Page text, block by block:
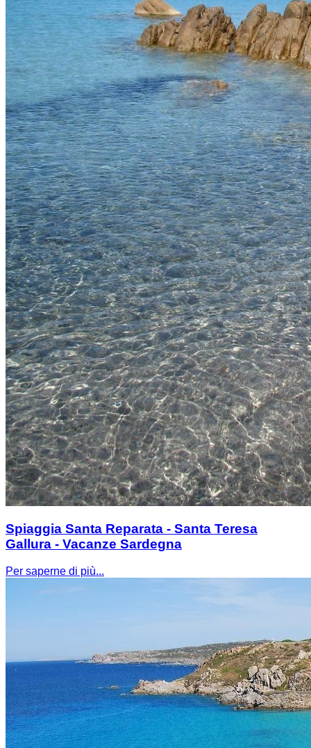
Spiaggia Santa Reparata - Santa Teresa
Gallura - Vacanze Sardegna
Per saperne di più...